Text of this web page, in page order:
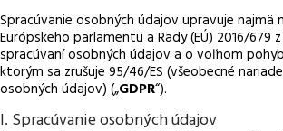
Spracúvanie osobných údajov upravuje najmä
Európskeho parlamentu a Rady (EÚ) 2016/679
spracúvaní osobných údajov a o voľnom
ktorým sa zrušuje 95/46/ES (všeobecné
osobných údajov) („GDPR“).
I. Spracúvanie osobných údajov